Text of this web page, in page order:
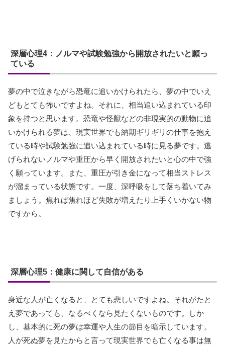
深層心理4：ノルマや試験勉強から開放されたいと願っ
ている
夢の中で泣きながら恐竜に追いかけられたら、夢の中でいえ
どもとても怖いですよね。それに、相当追い込まれている印
象を持つと思います。恐竜や怪獣などの非現実的の動物に追
いかけられる夢は、現実世界でも納期ギリギリの仕事を抱え
ている時や試験勉強に追い込まれている時に見る夢です。逃
げられないノルマや重圧から早く開放されたいと心の中で強
く願っています。また、重圧が引き金になって相当ストレス
が溜まっている状態です。一度、深呼吸をして落ち着いてみ
ましょう。焦れば焦れほど失敗が増えたり上手くいかない物
ですから。
深層心理5：健康に関して自信がある
身近な人が亡くなると、とても悲しいですよね。それがたと
え夢であっても、なるべくなら見たくないものです。しか
し、基本的に死の夢は幸運や人生の節目を暗示しています。
人が死ぬ夢を見たからと言って現実世界でも亡くなる事は無